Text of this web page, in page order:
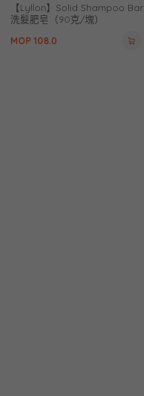
【Lyllon】Solid Shampoo Bar
洗髮肥皂（90克/塊）
MOP 108.0